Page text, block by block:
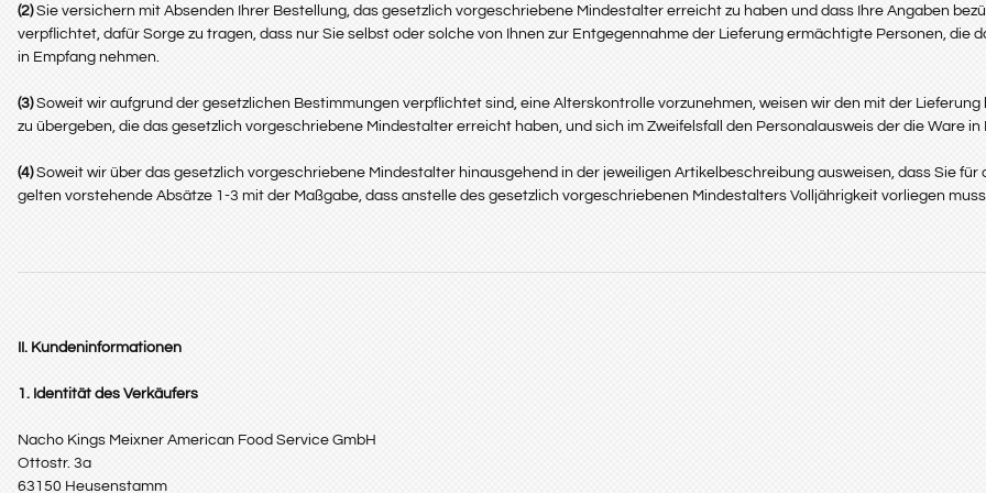
(2)Sie versichern mit Absenden Ihrer Bestellung, das gesetzlich vorgeschriebene Mindestalter erreicht zu haben und dass Ihre Angaben
verpflichtet, dafür Sorge zu tragen, dass nur Sie selbst oder solche von Ihnen zur Entgegennahme der Lieferung ermächtigte Personen,
in Empfang nehmen.
(3)Soweit wir aufgrund der gesetzlichen Bestimmungen verpflichtet sind, eine Alterskontrolle vorzunehmen, weisen wir den mit der
zu übergeben, die das gesetzlich vorgeschriebene Mindestalter erreicht haben, und sich im Zweifelsfall den Personalausweis der die Ware
(4)Soweit wir über das gesetzlich vorgeschriebene Mindestalter hinausgehend in der jeweiligen Artikelbeschreibung ausweisen, dass Sie für
gelten vorstehende Absätze 1-3 mit der Maßgabe, dass anstelle des gesetzlich vorgeschriebenen Mindestalters Volljährigkeit vorliegen
II. Kundeninformationen
1. Identität des Verkäufers
Nacho Kings Meixner American Food Service GmbH
Ottostr. 3a
63150 Heusenstamm